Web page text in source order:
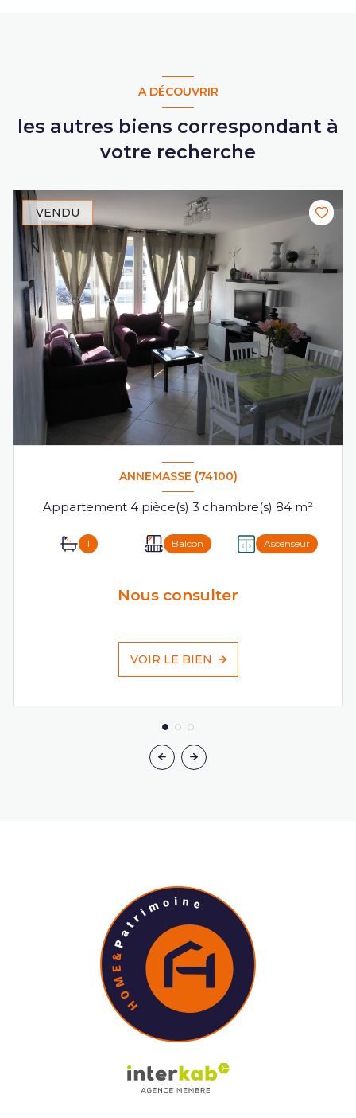
A DÉCOUVRIR
les autres biens correspondant à
votre recherche
VENDU
ANNEMASSE (74100)
Appartement 4 pièce(s) 3 chambre(s) 84 m²
1 Balcon Ascenseur
Nous consulter
VOIR LE BIEN